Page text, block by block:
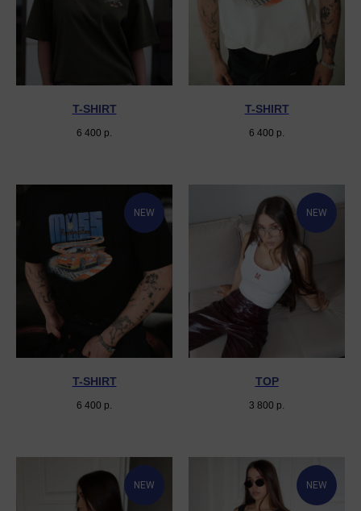
T-SHIRT
6 400 р.
T-SHIRT
6 400 р.
NEW
T-SHIRT
6 400 р.
NEW
TOP
3 800 р.
NEW NEW